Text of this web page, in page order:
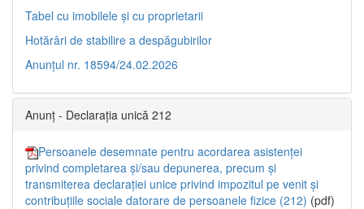
Tabel cu imobilele și cu proprietarii
Hotărâri de stabilire a despăgubirilor
Anunțul nr. 18594/24.02.2026
Anunț - Declarația unică 212
Persoanele desemnate pentru acordarea asistenței
privind completarea și/sau depunerea, precum și
transmiterea declarației unice privind impozitul pe venit și
contribuțiile sociale datorare de persoanele fizice (212) (pdf)